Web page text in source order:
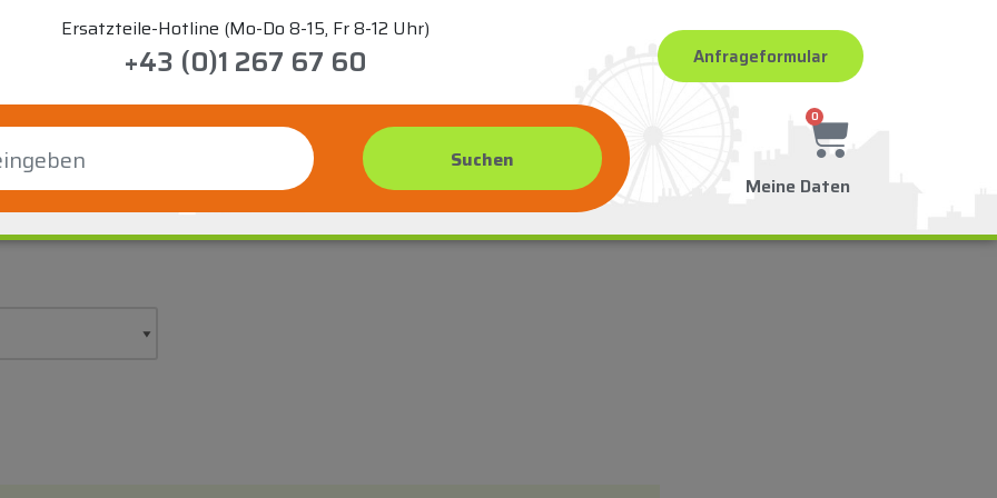
Ersatzteile-Hotline (Mo-Do 8-15, Fr 8-12 Uhr)
+43 (0)1 267 67 60 Anfrageformular
0
Meine Daten